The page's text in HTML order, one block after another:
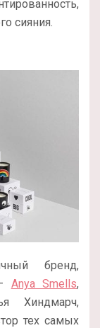
сияния.
бренд,
Anya Smells,
Хиндмарч,
тех самых